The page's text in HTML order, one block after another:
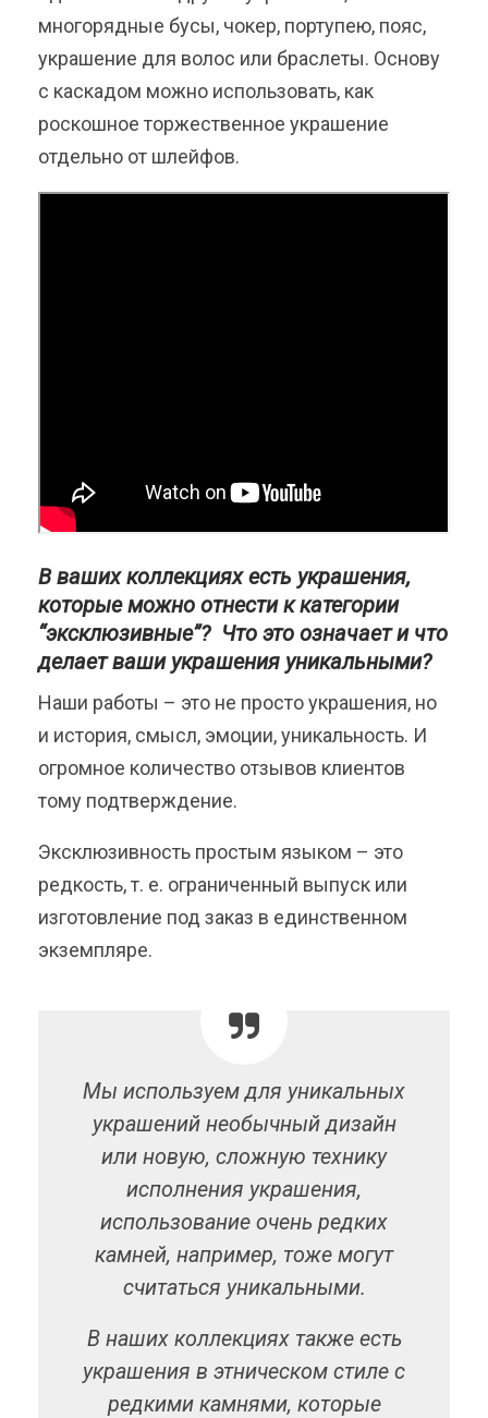
многорядные бусы, чокер, портупею, пояс,
украшение для волос или браслеты. Основу
с каскадом можно использовать, как
роскошное торжественное украшение
отдельно от шлейфов.
В ваших коллекциях есть украшения,
которые можно отнести к категории
“эксклюзивные”? Что это означает и что
делает ваши украшения уникальными?
Наши работы – это не просто украшения, но
и история, смысл, эмоции, уникальность. И
огромное количество отзывов клиентов
тому подтверждение.
Эксклюзивность простым языком – это
редкость, т. е. ограниченный выпуск или
изготовление под заказ в единственном
экземпляре.
Мы используем для уникальных
украшений необычный дизайн
или новую, сложную технику
исполнения украшения,
использование очень редких
камней, например, тоже могут
считаться уникальными.
В наших коллекциях также есть
украшения в этническом стиле с
редкими камнями, которые